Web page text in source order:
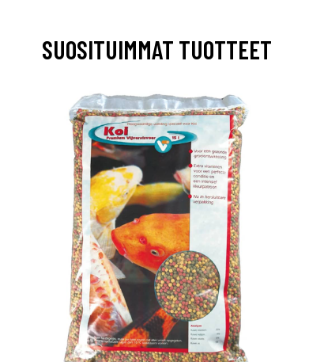
SUOSITUIMMAT TUOTTEET